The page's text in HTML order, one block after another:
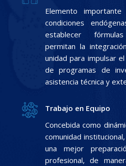
Elemento
condiciones
establecer
permitan la
unidad para impulsar
de programas de
asistencia técnica y
Trabajo en Equipo
Concebida como
comunidad
una mejor
profesional, de